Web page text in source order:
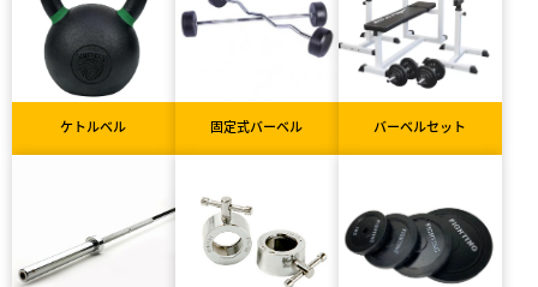
ケトルベル 固定式バーベル バーベルセット